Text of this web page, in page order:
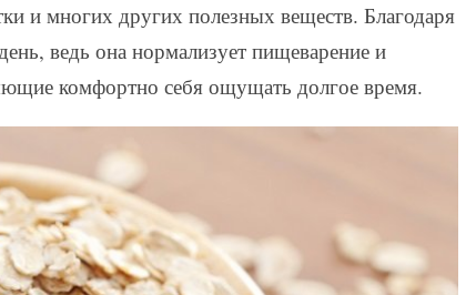
и многих других полезных веществ. Благодаря
ведь она нормализует пищеварение и
комфортно себя ощущать долгое время.